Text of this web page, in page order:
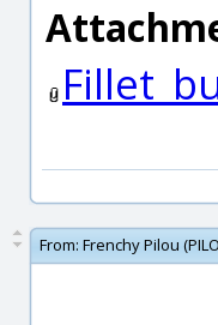
From: Frenchy Pilou